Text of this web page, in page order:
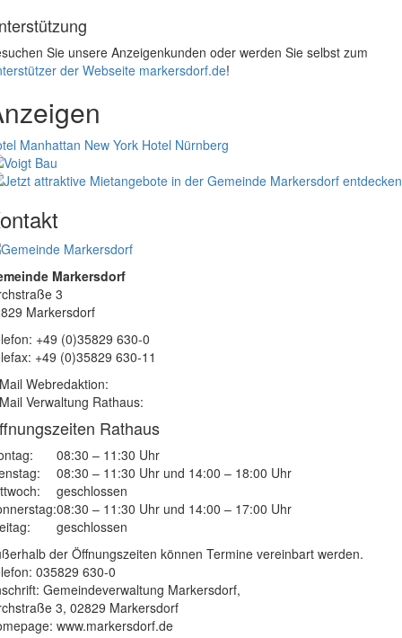
Sie unsere Anzeigenkunden oder werden Sie selbst zum
der Webseite markersdorf.de!
Manhattan New York Hotel Nürnberg
Markersdorf
3
Markersdorf
+49 (0)35829 630-0
+49 (0)35829 630-11
Webredaktion:
Verwaltung Rathaus:
Rathaus
08:30 – 11:30 Uhr
08:30 – 11:30 Uhr und 14:00 – 18:00 Uhr
geschlossen
08:30 – 11:30 Uhr und 14:00 – 17:00 Uhr
geschlossen
der Öffnungszeiten können Termine vereinbart werden.
035829 630-0
Gemeindeverwaltung Markersdorf,
3, 02829 Markersdorf
www.markersdorf.de